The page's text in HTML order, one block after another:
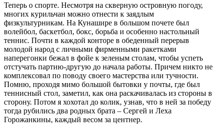
Теперь о спорте. Несмотря на скверную островную погоду,
многих курильчан можно отнести к заядлым
физкультурникам. На Кунашире в большом почете был
волейбол, баскетбол, бокс, борьба и особенно настольный
теннис. Почти в каждой конторе в обеденный перерыв
молодой народ с личными фирменными ракетками
наперегонки бежал в фойе к зеленым столам, чтобы успеть
отстучать партию-другую до начала работы. Причем никто не
комплексовал по поводу своего мастерства или тучности.
Помню, проходя мимо большой бытовки у почты, где был
теннисный стол, заметил, как она раскачивалась из стороны в
сторону. Потом я хохотал до колик, узнав, что в ней за победу
тогда рубились два родных брата – Сергей и Леха
Горожанкины, каждый весом за центнер.